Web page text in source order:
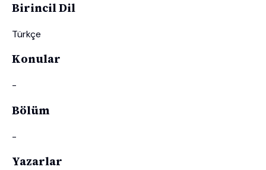
Birincil Dil
Türkçe
Konular
-
Bölüm
-
Yazarlar